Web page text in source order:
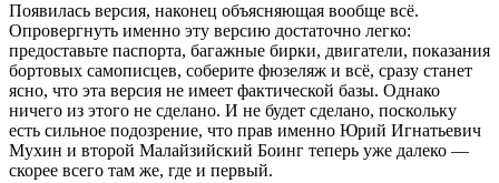
Появилась версия, наконец объясняющая вообще всё.
Опровергнуть именно эту версию достаточно легко:
предоставьте паспорта, багажные бирки, двигатели, показания
бортовых самописцев, соберите фюзеляж и всё, сразу станет
ясно, что эта версия не имеет фактической базы. Однако
ничего из этого не сделано. И не будет сделано, поскольку
есть сильное подозрение, что прав именно Юрий Игнатьевич
Мухин и второй Малайзийский Боинг теперь уже далеко —
скорее всего там же, где и первый.